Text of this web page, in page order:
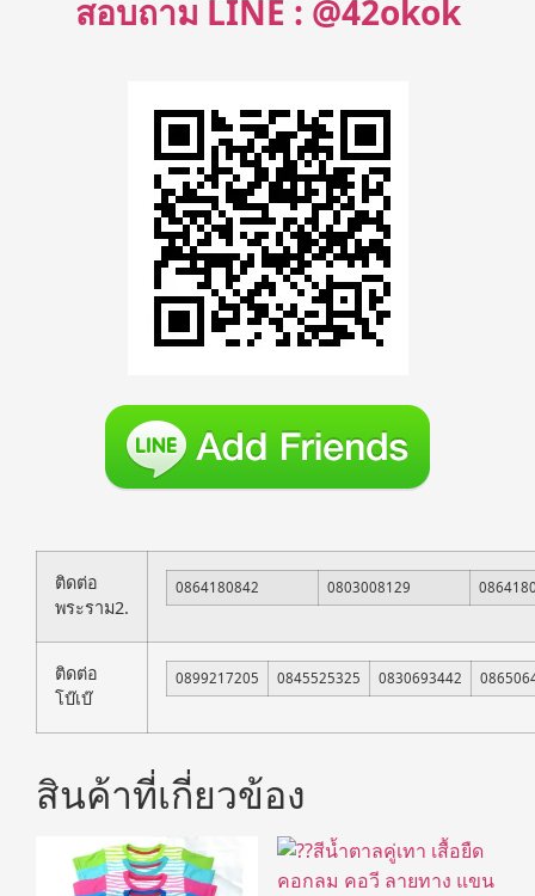
สอบถาม LINE : @42okok
ติดต่อ
พระราม2.
0864180842 0803008129
ติดต่อ
โบ๊เบ๊
0899217205 0845525325 0830693442
สินค้าที่เกี่ยวข้อง